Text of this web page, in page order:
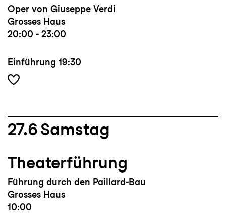
Oper von Giuseppe Verdi
Grosses Haus
20:00 - 23:00
Einführung 19:30
27.6Samstag
Theaterführung
Führung durch den Paillard-Bau
Grosses Haus
10:00